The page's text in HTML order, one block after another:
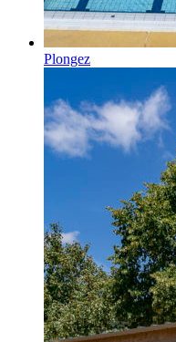
Plongez